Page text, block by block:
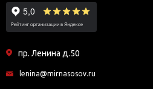
пр. Ленина д.50
lenina@mirnasosov.ru